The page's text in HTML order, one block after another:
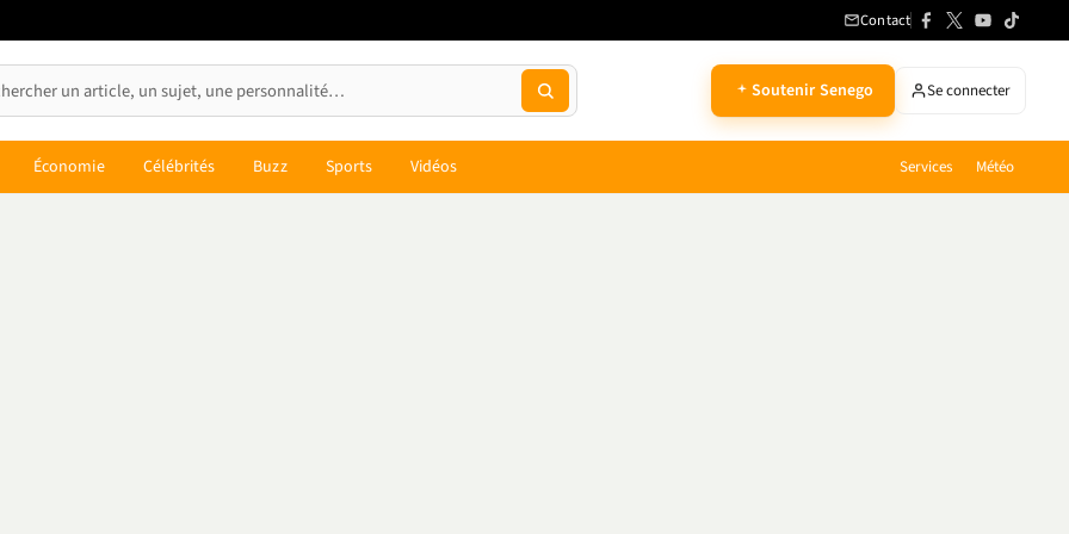
Contact
Soutenir Senego Se connecter
Économie Célébrités Buzz Sports Vidéos Services Météo